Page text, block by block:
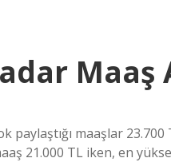
Maaş
paylaştığı maaşlar 23.700
21.000 TL iken, en